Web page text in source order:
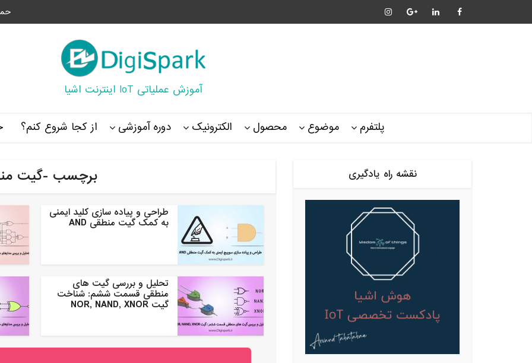
آموزش عملیاتی IoT اینترنت اشیا
پلتفرم موضوع محصول الکترونیک دوره آموزشی از کجا شروع کنم؟
برچسب -گیت
طراحی و پیاده سازی کلید ایمنی
به کمک گیت منطقی AND
تحلیل و بررسی گیت های
منطقی قسمت ششم: شناخت
گیت NOR, NAND, XNOR
نقشه راه یادگیری